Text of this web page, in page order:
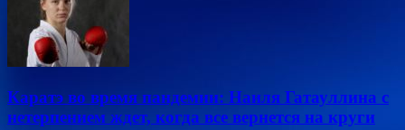
Каратэ во время пандемии: Наиля Гатауллина с
нетерпением ждет, когда все вернется на круги